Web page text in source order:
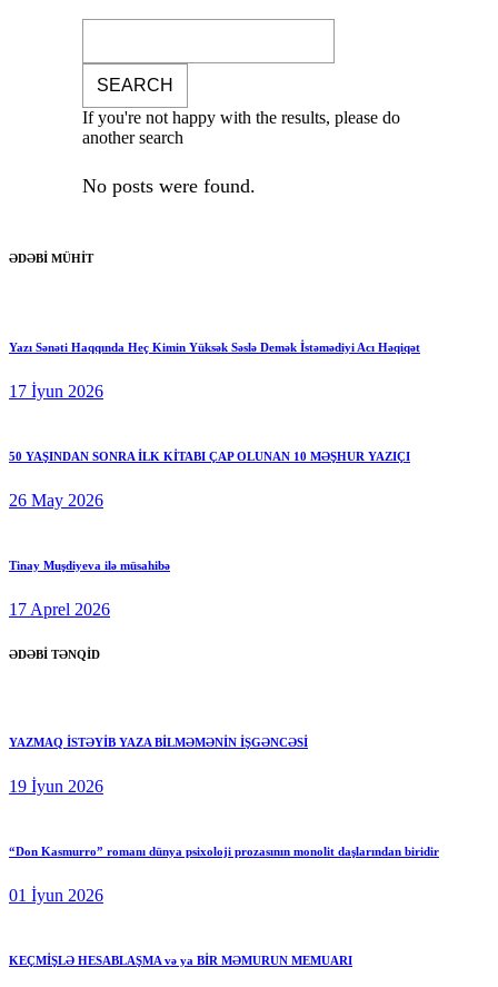
If you're not happy with the results, please do
another search
No posts were found.
ƏDƏBİ MÜHİT
Yazı Sənəti Haqqında Heç Kimin Yüksək Səslə Demək İstəmədiyi Acı Həqiqət
17 İyun 2026
50 YAŞINDAN SONRA İLK KİTABI ÇAP OLUNAN 10 MƏŞHUR YAZIÇI
26 May 2026
Tinay Muşdiyeva ilə müsahibə
17 Aprel 2026
ƏDƏBİ TƏNQİD
YAZMAQ İSTƏYİB YAZA BİLMƏMƏNİN İŞGƏNCƏSİ
19 İyun 2026
“Don Kasmurro” romanı dünya psixoloji prozasının monolit daşlarından biridir
01 İyun 2026
KEÇMİŞLƏ HESABLAŞMA və ya BİR MƏMURUN MEMUARI